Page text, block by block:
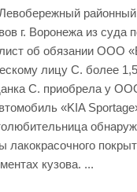
г. Воронежа из суда
об обязании ООО
лицу С. более
С. приобрела у
«KIA
лакокрасочного
кузова. ...